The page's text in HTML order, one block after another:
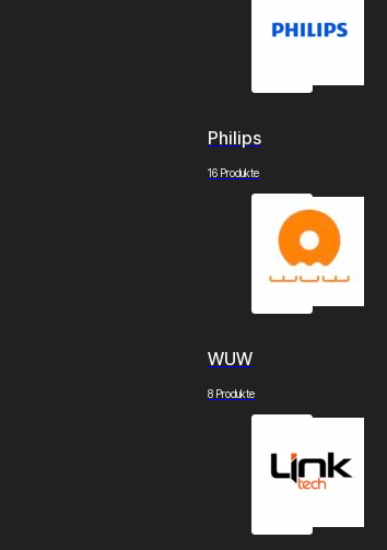
Philips
16 Produkte
WUW
8 Produkte